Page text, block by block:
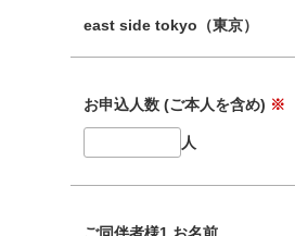
east side tokyo（東京）
お申込人数 (ご本人を含め) ※
人